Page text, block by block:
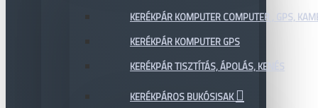
KERÉKPÁR KOMPUTER COMPUTER , GPS,
KERÉKPÁR KOMPUTER GPS
KERÉKPÁR TISZTÍTÁS, ÁPOLÁS, KENÉS
KERÉKPÁROS BUKÓSISAK